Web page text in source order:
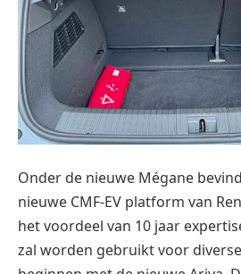
Onder de nieuwe Mégane
nieuwe CMF-EV platform van
het voordeel van 10 jaar
zal worden gebruikt voor